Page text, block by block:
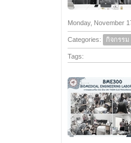
Monday, November
Categories: กิจกรรม
Tags: